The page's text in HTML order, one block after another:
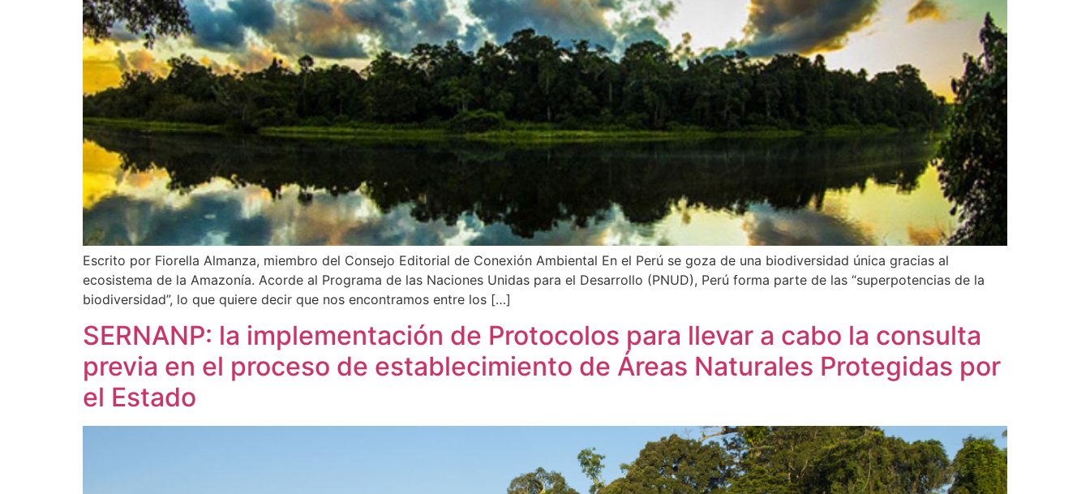
Escrito por Fiorella Almanza, miembro del Consejo Editorial de Conexión Ambiental En el Perú se goza de una biodiversidad única gracias al
ecosistema de la Amazonía. Acorde al Programa de las Naciones Unidas para el Desarrollo (PNUD), Perú forma parte de las “superpotencias de la
biodiversidad”, lo que quiere decir que nos encontramos entre los […]
SERNANP: la implementación de Protocolos para llevar a cabo la consulta
previa en el proceso de establecimiento de Áreas Naturales Protegidas por
el Estado